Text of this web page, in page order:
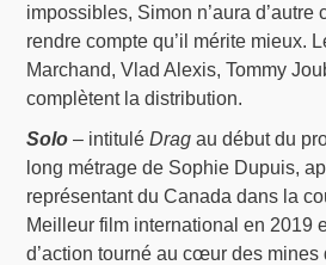
impossibles, Simon n’aura d’autre
rendre compte qu’il mérite mieux.
Marchand, Vlad Alexis, Tommy
complètent la distribution.
Solo – intituléDrag au début du
long métrage de Sophie Dupuis,
représentant du Canada dans la
Meilleur film international en 2019
d’action tourné au cœur des mines